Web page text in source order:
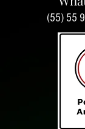
(55) 55